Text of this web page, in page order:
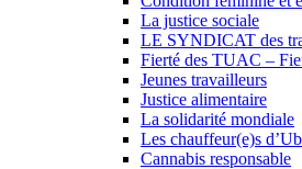
La justice sociale
LE SYNDICAT des
Fierté des TUAC –
Jeunes travailleurs
Justice alimentaire
La solidarité mondiale
Les chauffeur(e)s
Cannabis responsable